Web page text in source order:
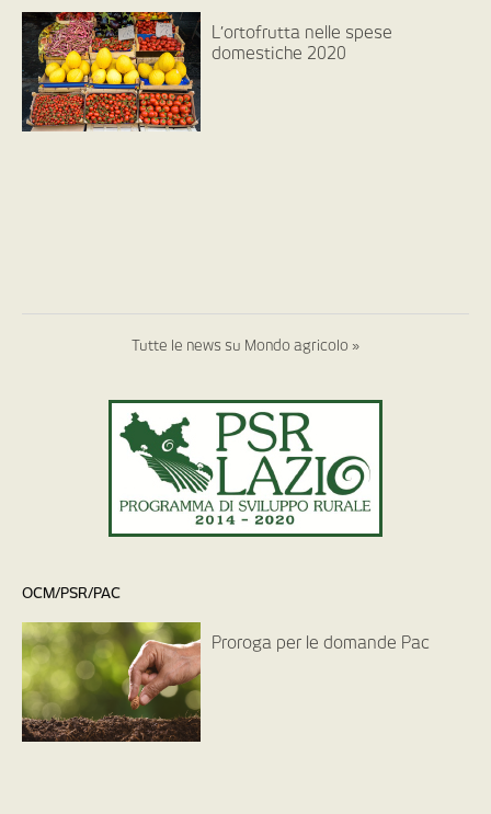
L’ortofrutta nelle spese
domestiche 2020
Tutte le news su Mondo agricolo »
OCM/PSR/PAC
Proroga per le domande Pac